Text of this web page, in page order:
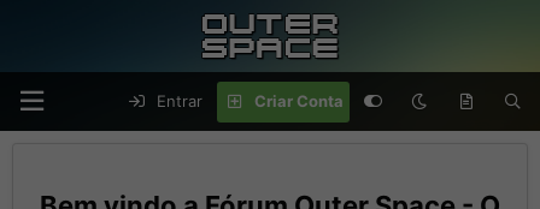
Entrar Criar Conta